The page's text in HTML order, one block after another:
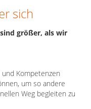
sich
größer, als wir
Kompetenzen
um so andere
Weg begleiten zu